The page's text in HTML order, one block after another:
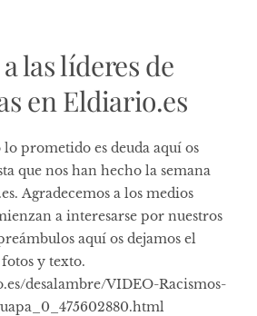
las líderes de
en Eldiario.es
prometido es deuda aquí os
que nos han hecho la semana
Agradecemos a los medios
a interesarse por nuestros
aquí os dejamos el
y texto.
desalambre/VIDEO-Racismos-